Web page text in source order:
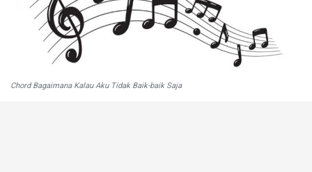
Chord Bagaimana Kalau Aku Tidak Baik-baik Saja